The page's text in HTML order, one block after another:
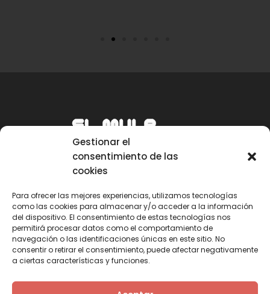
Gestionar el
consentimiento de las
cookies
Para ofrecer las mejores experiencias, utilizamos tecnologías
como las cookies para almacenar y/o acceder a la información
del dispositivo. El consentimiento de estas tecnologías nos
permitirá procesar datos como el comportamiento de
navegación o las identificaciones únicas en este sitio. No
consentir o retirar el consentimiento, puede afectar negativamente
a ciertas características y funciones.
Email
mule@mulecarajonero.com
Síguenos en redes sociales